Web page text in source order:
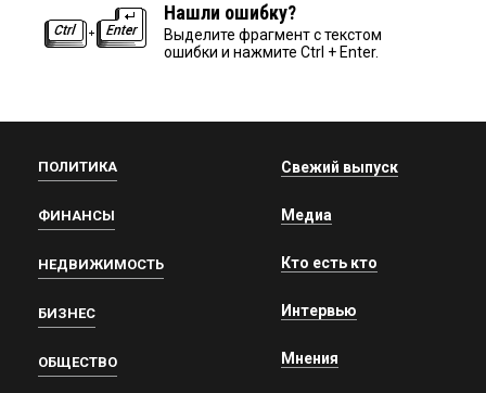
Нашли ошибку?
Выделите фрагмент с текстом
ошибки и нажмите Ctrl + Enter.
ПОЛИТИКА
ФИНАНСЫ
НЕДВИЖИМОСТЬ
БИЗНЕС
ОБЩЕСТВО
Свежий выпуск
Медиа
Кто есть кто
Интервью
Мнения